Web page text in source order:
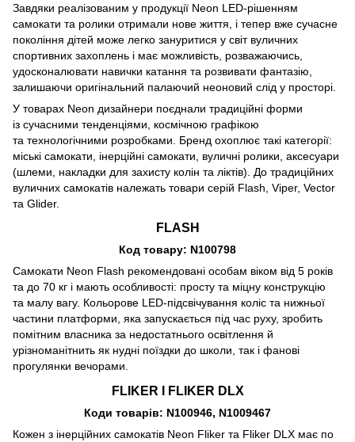
Завдяки реалізованим у продукції Neon LED-рішенням
самокати та ролики отримали нове життя, і тепер вже сучасне
покоління дітей може легко зануритися у світ вуличних
спортивних захоплень і має можливість, розважаючись,
удосконалювати навички катання та розвивати фантазію,
залишаючи оригінальний палаючий неоновий слід у просторі.
У товарах Neon дизайнери поєднали традиційні форми
із сучасними тенденціями, космічною графікою
та технологічними розробками. Бренд охоплює такі категорії:
міські самокати, інерційні самокати, вуличні ролики, аксесуари
(шлеми, накладки для захисту колін та ліктів). До традиційних
вуличних самокатів належать товари серій Flash, Viper, Vector
та Glider.
FLASH
Код товару: N100798
Самокати Neon Flash рекомендовані особам віком від 5 років
та до 70 кг і мають особливості: просту та міцну конструкцію
та малу вагу. Кольорове LED-підсвічування коліс та нижньої
частини платформи, яка запускається під час руху, зробить
помітним власника за недостатнього освітлення й
урізноманітнить як нудні поїздки до школи, так і фанові
прогулянки вечорами.
FLIKER І FLIKER DLX
Коди товарів: N100946, N1009467
Кожен з інерційних самокатів Neon Fliker та Fliker DLX має по